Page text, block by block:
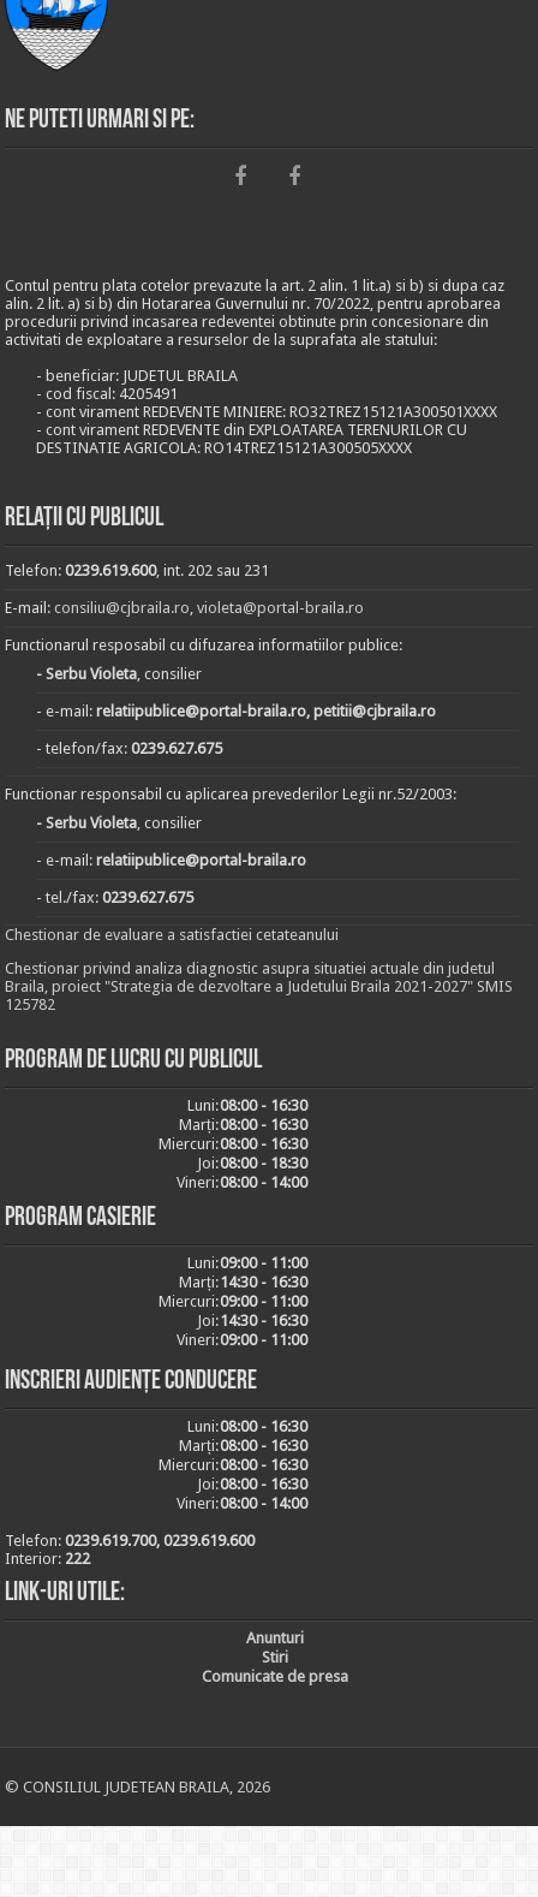
Ne puteti urmari si pe:
Contul pentru plata cotelor prevazute la art. 2 alin. 1 lit.a) si b) si dupa caz
alin. 2 lit. a) si b) din Hotararea Guvernului nr. 70/2022, pentru aprobarea
procedurii privind incasarea redeventei obtinute prin concesionare din
activitati de exploatare a resurselor de la suprafata ale statului:
- beneficiar: JUDETUL BRAILA
- cod fiscal: 4205491
- cont virament REDEVENTE MINIERE: RO32TREZ15121A300501XXXX
- cont virament REDEVENTE din EXPLOATAREA TERENURILOR CU
DESTINATIE AGRICOLA: RO14TREZ15121A300505XXXX
Relații cu publicul
Telefon:0239.619.600, int. 202 sau 231
E-mail:consiliu@cjbraila.ro ,violeta@portal-braila.ro
Functionarul resposabil cu difuzarea informatiilor publice:
- Serbu Violeta , consilier
- e-mail:relatiipublice@portal-braila.ro, petitii@cjbraila.ro
- telefon/fax:0239.627.675
Functionar responsabil cu aplicarea prevederilor Legii nr.52/2003:
- Serbu Violeta , consilier
- e-mail:relatiipublice@portal-braila.ro
- tel./fax:0239.627.675
Chestionar de evaluare a satisfactiei cetateanului
Chestionar privind analiza diagnostic asupra situatiei actuale din judetul
Braila, proiect "Strategia de dezvoltare a Judetului Braila 2021-2027" SMIS
125782
Program de lucru cu publicul
Luni:08:00 - 16:30
Marți:08:00 - 16:30
Miercuri:08:00 - 16:30
Joi:08:00 - 18:30
Vineri:08:00 - 14:00
Program casierie
Luni:09:00 - 11:00
Marți:14:30 - 16:30
Miercuri:09:00 - 11:00
Joi:14:30 - 16:30
Vineri:09:00 - 11:00
Inscrieri audiențe conducere
Luni:08:00 - 16:30
Marți:08:00 - 16:30
Miercuri:08:00 - 16:30
Joi:08:00 - 16:30
Vineri:08:00 - 14:00
Telefon:0239.619.700, 0239.619.600
Interior: 222
Link-uri utile:
Anunturi
Stiri
Comunicate de presa
© CONSILIUL JUDETEAN BRAILA, 2026